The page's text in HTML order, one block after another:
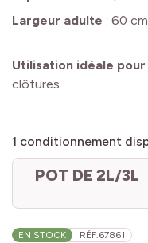
Largeur adulte : 60 cm
Utilisation idéale pour
clôtures
1 conditionnement
POT DE 2L/3L
EN STOCK RÉF.67861